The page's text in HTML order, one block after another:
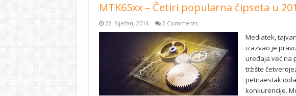
MTK65xx – Četiri popularna čipseta u
22. Siječanj 2014 2 Comments
Mediatek,
izazvao je
uređaja već na
tržište
petnaestak
konkurencije.